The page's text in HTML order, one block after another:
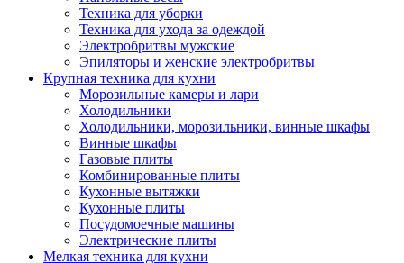
Техника для уборки
Техника для ухода за одеждой
Электробритвы мужские
Эпиляторы и женские электробритвы
Крупная техника для кухни
Морозильные камеры и лари
Холодильники
Холодильники, морозильники, винные шкафы
Винные шкафы
Газовые плиты
Комбинированные плиты
Кухонные вытяжки
Кухонные плиты
Посудомоечные машины
Электрические плиты
Мелкая техника для кухни